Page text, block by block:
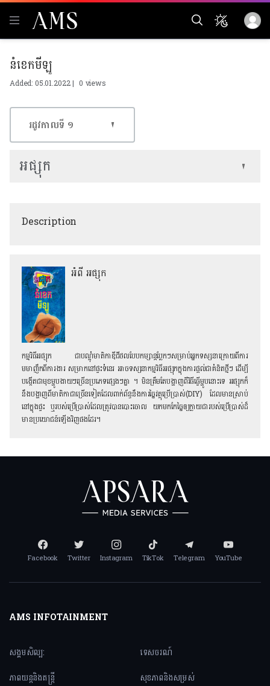
នំខេកមីឡូ
Added: 05.01.2022 | 0 views
Description
អំពី អផ្សុក
កម្មវិធីអផ្សុក ជាបណ្ដុំមាតិកាឌីជីថលបែបកម្សាន្ដប្លែកៗសម្រាប់អ្នកទស្សនាក្រោយពីការ
មមាញឹកពីការងារ សម្រាកនៅផ្ទះទំនេរ អាចទស្សនាកម្មវិធីអផ្សុកក្នុងការផ្ដល់ជាគំនិតថ្មីៗ ដើម្បី
បង្កើតជាមុខម្ហូបងាយៗច្រើនប្រភេទផ្សេងៗគ្នា ។ មិនត្រឹមតែបង្ហាញពីវិធីធ្វើម្ហូបនោះទេ អផ្សុកក៏
នឹងបង្ហាញពីមាតិកាជាច្រើនទៀតដែលពាក់ព័ន្ធនឹងការច្នៃវត្ថុប្រើប្រាស់(DIY) ដែលមានស្រាប់
នៅក្នុងផ្ទះ ឬរបស់ប្រើប្រាស់ដែលត្រូវបានបោះចោល យកមកកែច្នៃឲ្យក្លាយជារបស់ប្រើប្រាស់ដ៏
មានប្រយោជន៍ឡើងវិញផងដែរ។
រដូវកាលទី​ ១
អផ្សុក
Facebook Twitter Instagram TikTok Telegram YouTube
AMS INFOTAINMENT
សង្គមសិល្ប:
ភាពយន្តនិងតន្ត្រី
ទេសចរណ៍
សុខភាពនិងសម្រស់